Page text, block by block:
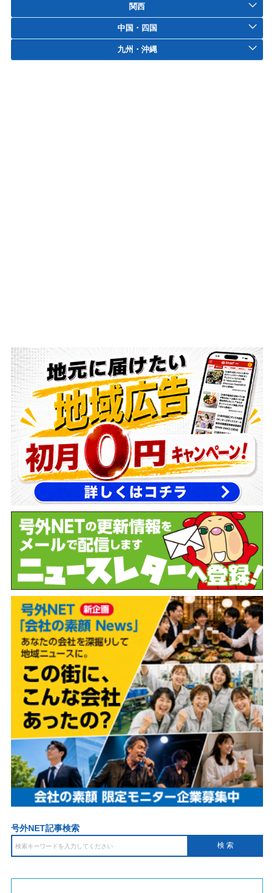
関西
中国・四国
九州・沖縄
号外NET記事検索